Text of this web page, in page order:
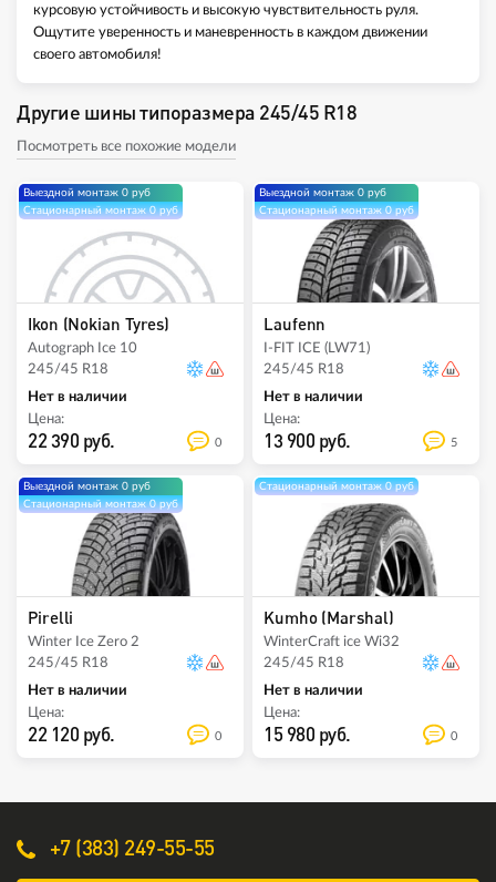
курсовую устойчивость и высокую чувствительность руля.
Ощутите уверенность и маневренность в каждом движении
своего автомобиля!
Другие шины типоразмера 245/45 R18
Посмотреть все похожие модели
Выездной монтаж 0 руб
Стационарный монтаж 0 руб
Ikon (Nokian Tyres)
Autograph Ice 10
245/45 R18
Нет в наличии
Цена:
22 390 руб. 0
Выездной монтаж 0 руб
Стационарный монтаж 0 руб
Laufenn
I-FIT ICE (LW71)
245/45 R18
Нет в наличии
Цена:
13 900 руб. 5
Выездной монтаж 0 руб
Стационарный монтаж 0 руб
Pirelli
Winter Ice Zero 2
245/45 R18
Нет в наличии
Цена:
22 120 руб. 0
Стационарный монтаж 0 руб
Kumho (Marshal)
WinterCraft ice Wi32
245/45 R18
Нет в наличии
Цена:
15 980 руб. 0
+7 (383) 249-55-55